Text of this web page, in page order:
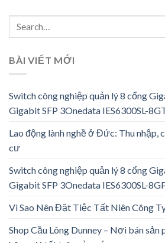
BÀI VIẾT MỚI
Switch công nghiệp quản lý 8 cổng
Gigabit SFP 3Onedata IES6300SL-
Lao động lành nghề ở Đức: Thu nhập,
cư
Switch công nghiệp quản lý 8 cổng
Gigabit SFP 3Onedata IES6300SL-
Vì Sao Nên Đặt Tiệc Tất Niên Công
Shop Cầu Lông Dunney – Nơi bán sản